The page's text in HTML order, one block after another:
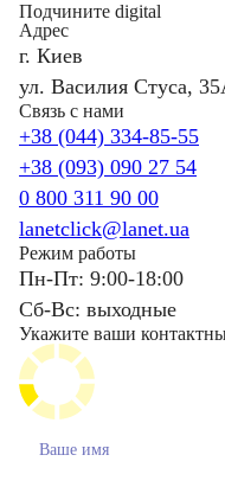
Подчините digital
Адрес
г. Киев
ул. Василия Стуса,
Связь с нами
+38 (044) 334-85-55
+38 (093) 090 27 54
0 800 311 90 00
lanetclick@lanet.ua
Режим работы
Пн-Пт: 9:00-18:00
Сб-Вс: выходные
Укажите ваши